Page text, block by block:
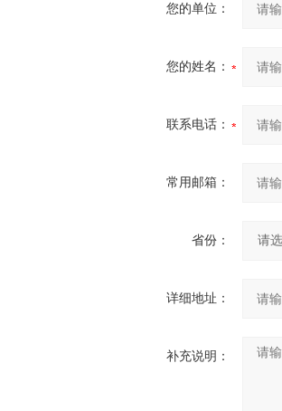
您的单位：
您的姓名：
联系电话：
常用邮箱：
省份：
详细地址：
补充说明：